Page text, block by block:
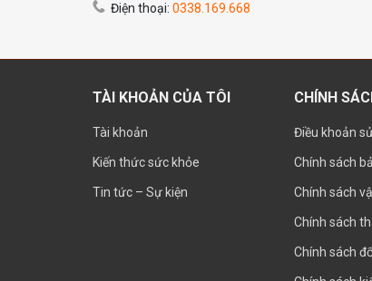
Điện thoại: 0338.169.668
TÀI KHOẢN CỦA TÔI
Tài khoản
Kiến thức sức khỏe
Tin tức – Sự kiện
CHÍNH
Điều khoản
Chính sách
Chính sách
Chính sách
Chính sách